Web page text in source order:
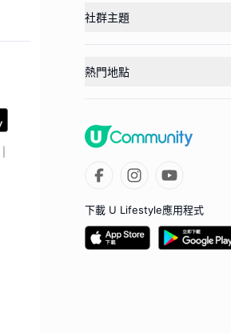
社群主題
熱門地點
下載 U Lifestyle應用程式